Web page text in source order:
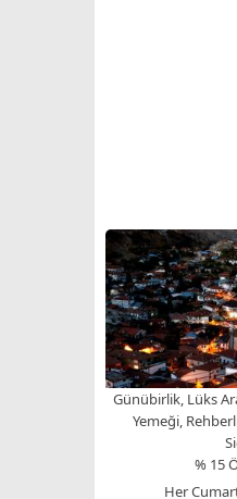
Günübirlik, Lüks
Yemeği,
% 15
Her